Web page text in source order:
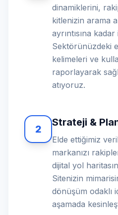
dinamiklerini,
kitlenizin arama
ayrıntısına
Sektörünüzdeki
kelimeleri ve
raporlayarak
atıyoruz.
2
Strateji &
Elde ettiğimiz
markanızı
dijital yol
Sitenizin
dönüşüm odaklı
aşamada